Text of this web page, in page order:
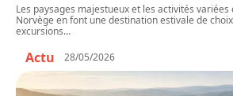
Les paysages majestueux et les activités variées
Norvège en font une destination estivale de
excursions…
Actu 28/05/2026